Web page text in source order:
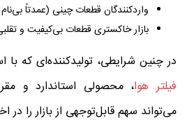
واردکنندگان قطعات چینی (عمدتاً
بازار خاکستری قطعات بی‌کیفیت و
در چنین شرایطی، تولیدکننده‌ای که با
فیلتر هوا، محصولی استاندارد و
می‌تواند سهم قابل‌توجهی از بازار را در